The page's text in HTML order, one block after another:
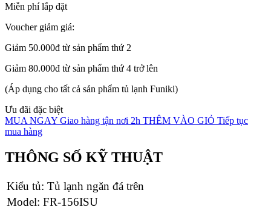
Miễn phí lắp đặt
Voucher giảm giá:
Giảm 50.000đ từ sản phẩm thứ 2
Giảm 80.000đ từ sản phẩm thứ 4 trở lên
(Áp dụng cho tất cả sản phẩm tủ lạnh Funiki)
Ưu đãi đặc biệt
MUA NGAY Giao hàng tận nơi 2h THÊM VÀO GIỎ Tiếp tục
mua hàng
THÔNG SỐ KỸ THUẬT
Kiểu tủ: Tủ lạnh ngăn đá trên
Model: FR-156ISU